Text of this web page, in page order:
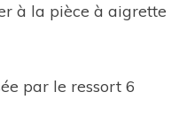
à la pièce à aigrette
par le ressort 6